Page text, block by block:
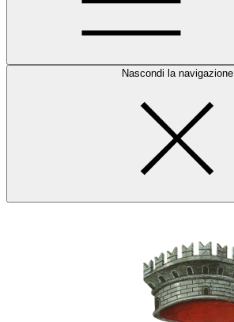
Nascondi la navigazione